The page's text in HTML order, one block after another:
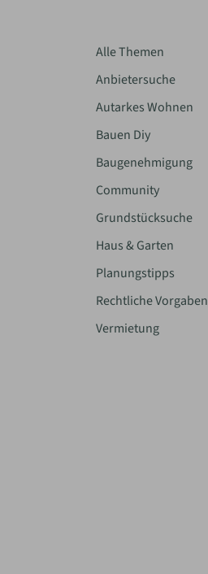
Alle Themen
Anbietersuche
Autarkes Wohnen
Bauen Diy
Baugenehmigung
Community
Grundstücksuche
Haus & Garten
Planungstipps
Rechtliche Vorgaben
Vermietung